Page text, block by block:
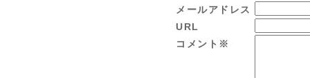
メールアドレス
URL
コメント※